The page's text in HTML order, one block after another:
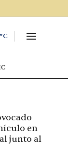
en
junto al